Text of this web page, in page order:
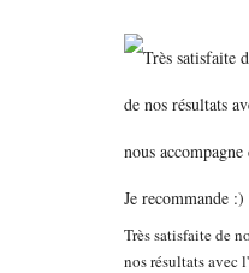
Très satisfaite de
nos résultats avec l'